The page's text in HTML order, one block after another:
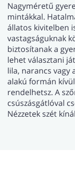
Nagyméretű
mintákkal.
állatos kivitelben
vastagságuknak
biztosítanak a
lehet választani
lila, narancs vagy
alakú formán
rendelhetsz. A
csúszásgátlóval
Nézzetek szét